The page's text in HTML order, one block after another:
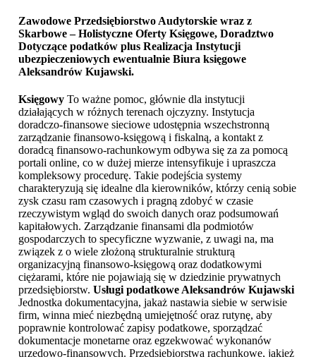
Zawodowe Przedsiębiorstwo Audytorskie wraz z
Skarbowe – Holistyczne Oferty Księgowe, Doradztwo
Dotyczące podatków plus Realizacja Instytucji
ubezpieczeniowych ewentualnie Biura księgowe
Aleksandrów Kujawski.
Księgowy To ważne pomoc, głównie dla instytucji
działających w różnych terenach ojczyzny. Instytucja
doradczo-finansowe sieciowe udostępnia wszechstronną
zarządzanie finansowo-księgową i fiskalną, a kontakt z
doradcą finansowo-rachunkowym odbywa się za za pomocą
portali online, co w dużej mierze intensyfikuje i upraszcza
kompleksowy procedurę. Takie podejścia systemy
charakteryzują się idealne dla kierowników, którzy cenią sobie
zysk czasu ram czasowych i pragną zdobyć w czasie
rzeczywistym wgląd do swoich danych oraz podsumowań
kapitałowych. Zarządzanie finansami dla podmiotów
gospodarczych to specyficzne wyzwanie, z uwagi na, ma
związek z o wiele złożoną strukturalnie strukturą
organizacyjną finansowo-księgową oraz dodatkowymi
ciężarami, które nie pojawiają się w dziedzinie prywatnych
przedsiębiorstw. Usługi podatkowe Aleksandrów Kujawski
Jednostka dokumentacyjna, jakaż nastawia siebie w serwisie
firm, winna mieć niezbędną umiejętność oraz rutynę, aby
poprawnie kontrolować zapisy podatkowe, sporządzać
dokumentacje monetarne oraz egzekwować wykonanów
urzędowo-finansowych. Przedsiębiorstwa rachunkowe, jakież